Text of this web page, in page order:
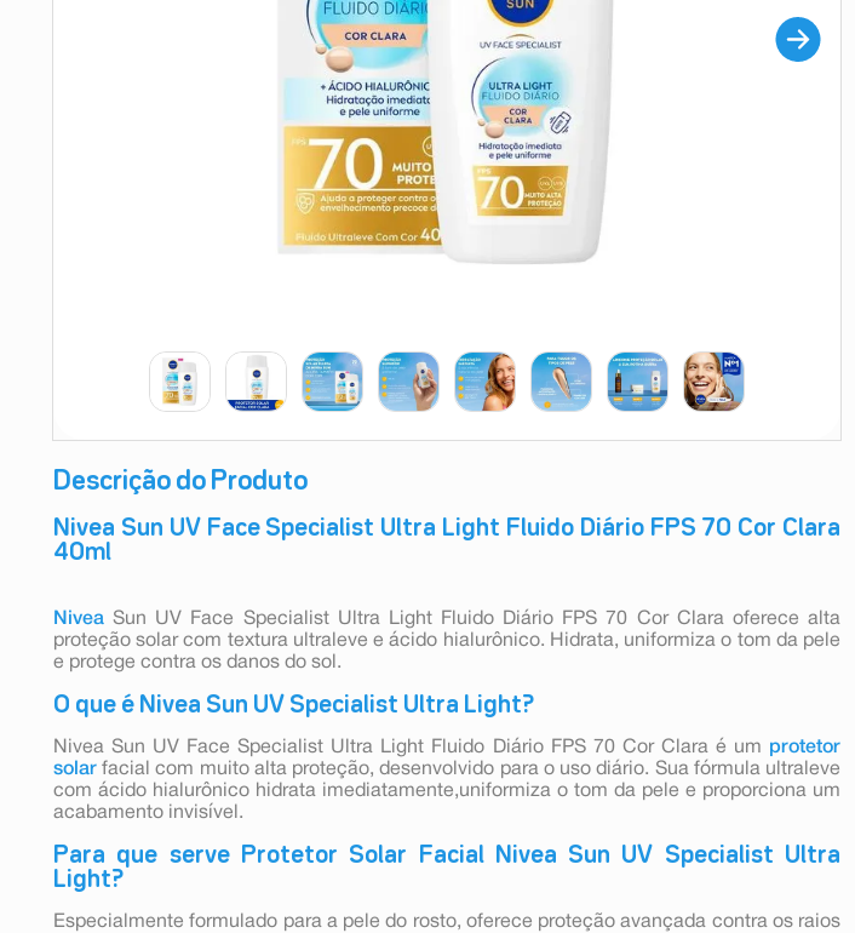
Descrição do Produto
Nivea Sun UV Face Specialist Ultra Light Fluido Diário FPS 70 Cor Clara
40ml
Nivea Sun UV Face Specialist Ultra Light Fluido Diário FPS 70 Cor Clara oferece alta
proteção solar com textura ultraleve e ácido hialurônico. Hidrata, uniformiza o tom da pele
e protege contra os danos do sol.
O que é Nivea Sun UV Specialist Ultra Light?
Nivea Sun UV Face Specialist Ultra Light Fluido Diário FPS 70 Cor Clara é um protetor
solar facial com muito alta proteção, desenvolvido para o uso diário. Sua fórmula ultraleve
com ácido hialurônico hidrata imediatamente,uniformiza o tom da pele e proporciona um
acabamento invisível.
Para que serve Protetor Solar Facial Nivea Sun UV Specialist Ultra
Light?
Especialmente formulado para a pele do rosto, oferece proteção avançada contra os raios
9º teste gravidez
10ºesmalte